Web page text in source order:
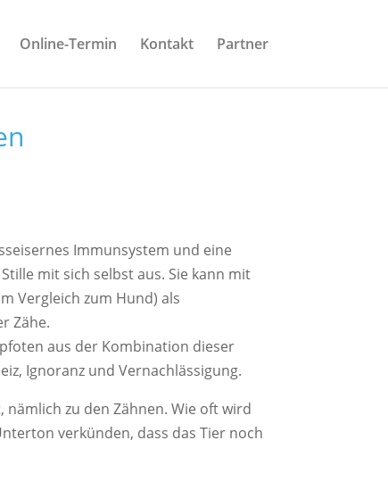
Online-Termin Kontakt Partner
Immunsystem und eine
mit sich selbst aus. Sie kann mit
Vergleich zum Hund) als
Zähe.
aus der Kombination dieser
Ignoranz und Vernachlässigung.
zu den Zähnen. Wie oft wird
verkünden, dass das Tier noch